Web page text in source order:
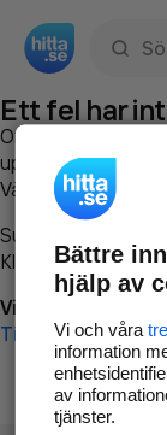
Ett fel har
Om du vill kan du
uppstod så att vi
Vänligen försök
Surfa till
Klicka påTillbaka-
Vi beklagar
Till startsidan
Bättre
hjälp av
Vi och våra
information
av
tjänster.